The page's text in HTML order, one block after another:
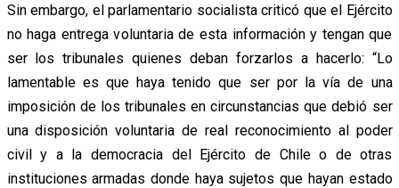
Sin embargo, el parlamentario socialista criticó que el Ejército
no haga entrega voluntaria de esta información y tengan que
ser los tribunales quienes deban forzarlos a hacerlo: “Lo
lamentable es que haya tenido que ser por la vía de una
imposición de los tribunales en circunstancias que debió ser
una disposición voluntaria de real reconocimiento al poder
civil y a la democracia del Ejército de Chile o de otras
instituciones armadas donde haya sujetos que hayan estado